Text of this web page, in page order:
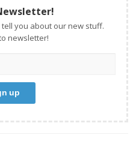
you about our new stuff.
newsletter!